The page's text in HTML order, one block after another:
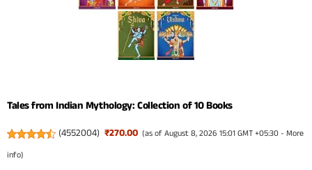
Tales from Indian Mythology: Collection of 10 Books
(4552004) ₹270.00 (as of August 8, 2026 15:01 GMT +05:30 -More
info)